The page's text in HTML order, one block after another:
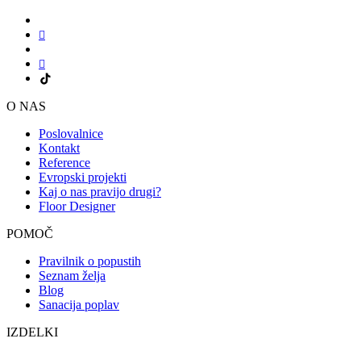
O NAS
Poslovalnice
Kontakt
Reference
Evropski projekti
Kaj o nas pravijo drugi?
Floor Designer
POMOČ
Pravilnik o popustih
Seznam želja
Blog
Sanacija poplav
IZDELKI